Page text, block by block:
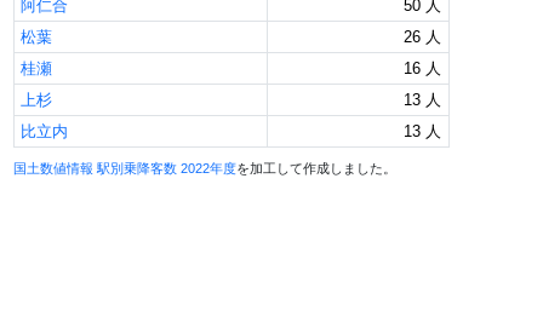
阿仁合
50 人
松葉
26 人
桂瀬
16 人
上杉
13 人
比立内
13 人
国土数値情報 駅別乗降客数 2022年度を加工して作成しました。